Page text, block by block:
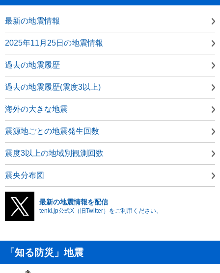
最新の地震情報
2025年11月25日の地震情報
過去の地震履歴
過去の地震履歴(震度3以上)
海外の大きな地震
震源地ごとの地震発生回数
震度3以上の地域別観測回数
震央分布図
最新の地震情報を配信
tenki.jp公式X（旧Twitter）をご利用ください。
「知る防災」地震